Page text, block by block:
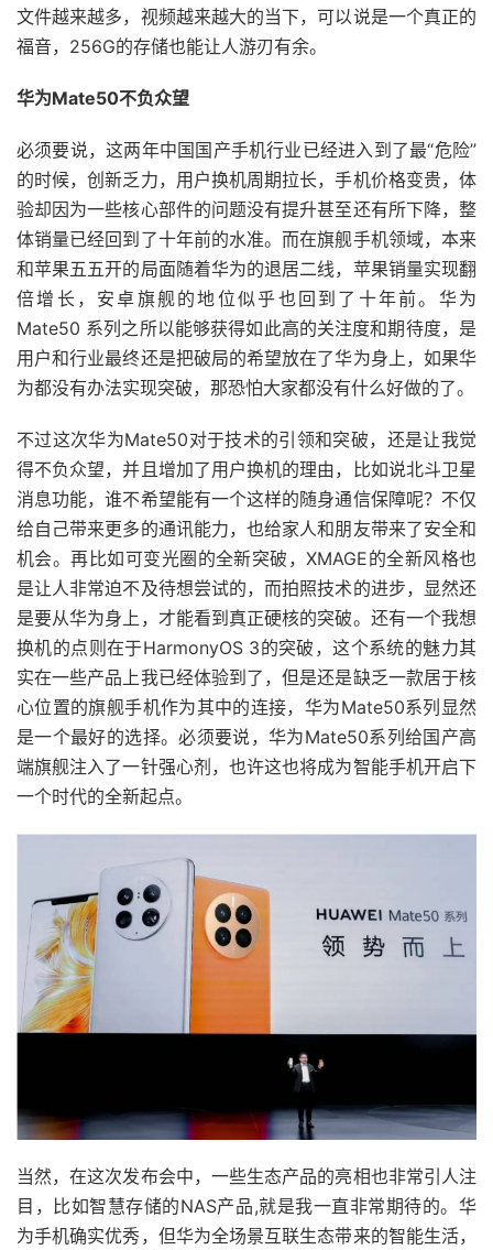
文件越来越多，视频越来越大的当下，可以说是一个真正的
福音，256G的存储也能让人游刃有余。
华为Mate50不负众望
必须要说，这两年中国国产手机行业已经进入到了最“危险”
的时候，创新乏力，用户换机周期拉长，手机价格变贵，体
验却因为一些核心部件的问题没有提升甚至还有所下降，整
体销量已经回到了十年前的水准。而在旗舰手机领域，本来
和苹果五五开的局面随着华为的退居二线，苹果销量实现翻
倍增长，安卓旗舰的地位似乎也回到了十年前。华为
Mate50 系列之所以能够获得如此高的关注度和期待度，是
用户和行业最终还是把破局的希望放在了华为身上，如果华
为都没有办法实现突破，那恐怕大家都没有什么好做的了。
不过这次华为Mate50对于技术的引领和突破，还是让我觉
得不负众望，并且增加了用户换机的理由，比如说北斗卫星
消息功能，谁不希望能有一个这样的随身通信保障呢？不仅
给自己带来更多的通讯能力，也给家人和朋友带来了安全和
机会。再比如可变光圈的全新突破，XMAGE的全新风格也
是让人非常迫不及待想尝试的，而拍照技术的进步，显然还
是要从华为身上，才能看到真正硬核的突破。还有一个我想
换机的点则在于HarmonyOS 3的突破，这个系统的魅力其
实在一些产品上我已经体验到了，但是还是缺乏一款居于核
心位置的旗舰手机作为其中的连接，华为Mate50系列显然
是一个最好的选择。必须要说，华为Mate50系列给国产高
端旗舰注入了一针强心剂，也许这也将成为智能手机开启下
一个时代的全新起点。
当然，在这次发布会中，一些生态产品的亮相也非常引人注
目，比如智慧存储的NAS产品,就是我一直非常期待的。华
为手机确实优秀，但华为全场景互联生态带来的智能生活，